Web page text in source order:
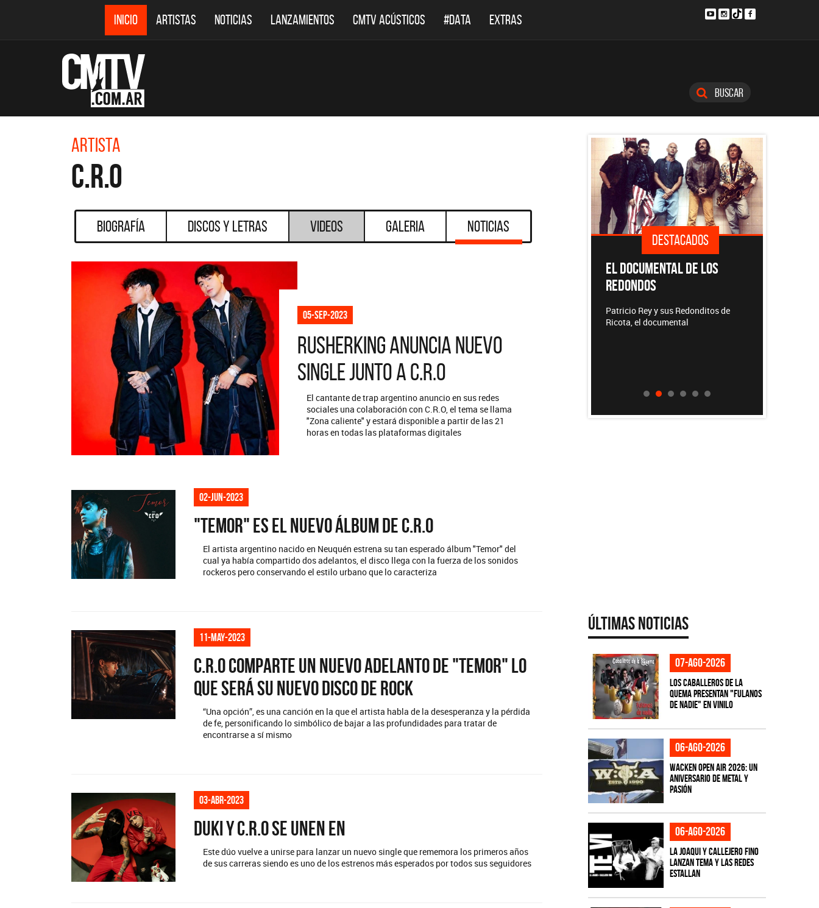
INICIO ARTISTAS NOTICIAS LANZAMIENTOS CMTV ACÚSTICOS #DATA EXTRAS
Buscar
Artista
C.R.O
Biografía Discos y Letras Videos Galeria Noticias
05-sep-2023
Rusherking anuncia nuevo
single junto a C.R.O
El cantante de trap argentino anuncio en sus redes
sociales una colaboración con C.R.O, el tema se llama
"Zona caliente" y estará disponible a partir de las 21
horas en todas las plataformas digitales
02-jun-2023
"Temor" es el nuevo álbum de C.R.O
El artista argentino nacido en Neuquén estrena su tan esperado álbum "Temor" del
cual ya había compartido dos adelantos, el disco llega con la fuerza de los sonidos
rockeros pero conservando el estilo urbano que lo caracteriza
11-may-2023
C.R.O comparte un nuevo adelanto de "Temor" lo
que será su nuevo disco de rock
“Una opción”, es una canción en la que el artista habla de la desesperanza y la pérdida
de fe, personificando lo simbólico de bajar a las profundidades para tratar de
encontrarse a sí mismo
03-abr-2023
Duki y C.R.O se unen en
Este dúo vuelve a unirse para lanzar un nuevo single que rememora los primeros años
de sus carreras siendo es uno de los estrenos más esperados por todos sus seguidores
DESTACADOS
Acústicos. Todos los meses se suman
nuevos artistas.
DESTACADOS DESTACADOS
EL DOCUMENTAL DE LOS
REDONDOS
Patricio Rey y sus Redonditos de
Ricota, el documental
Últimas Noticias
07-ago-2026
Los Caballeros de la
Quema presentan "Fulanos
de Nadie" en vinilo
06-ago-2026
Wacken Open Air 2026: Un
aniversario de metal y
pasión
06-ago-2026
La Joaqui y Callejero Fino
lanzan tema y las redes
estallan